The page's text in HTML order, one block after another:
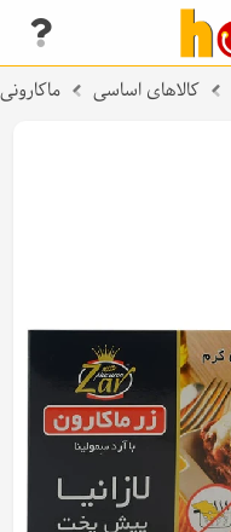
کالاهای اساسی